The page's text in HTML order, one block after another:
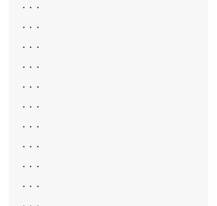
・・・
・・・
・・・
・・・
・・・
・・・
・・・
・・・
・・・
・・・